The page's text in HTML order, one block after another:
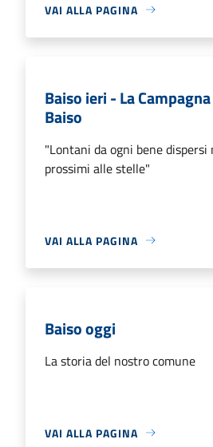
VAI ALLA PAGINA
Baiso ieri - La
Baiso
"Lontani da ogni bene dispersi
prossimi alle stelle"
VAI ALLA PAGINA
Baiso oggi
La storia del nostro comune
VAI ALLA PAGINA